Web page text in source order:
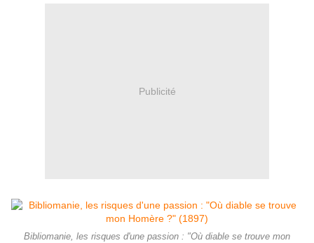
Publicité
Bibliomanie, les risques d'une passion : "Où diable se trouve mon